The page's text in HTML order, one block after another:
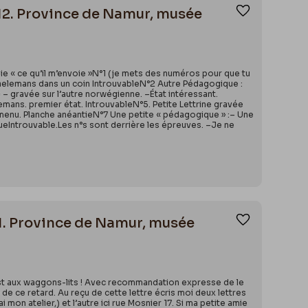
Province de Namur, musée
ce qu’il m’envoie »N°1 (je mets des numéros pour que tu
dans un coin IntrouvableN°2 Autre Pédagogique :
gravée sur l’autre norwégienne. –État intéressant.
premier état. IntrouvableN°5. Petite Lettrine gravée
Planche anéantieN°7 Une petite « pédagogique » :– Une
n°s sont derrière les épreuves. –Je ne
Ajouter
Province de Namur, musée
aux waggons-lits ! Avec recommandation expresse de le
ce retard. Au reçu de cette lettre écris moi deux lettres
atelier,) et l’autre ici rue Mosnier 17. Si ma petite amie
Ajouter